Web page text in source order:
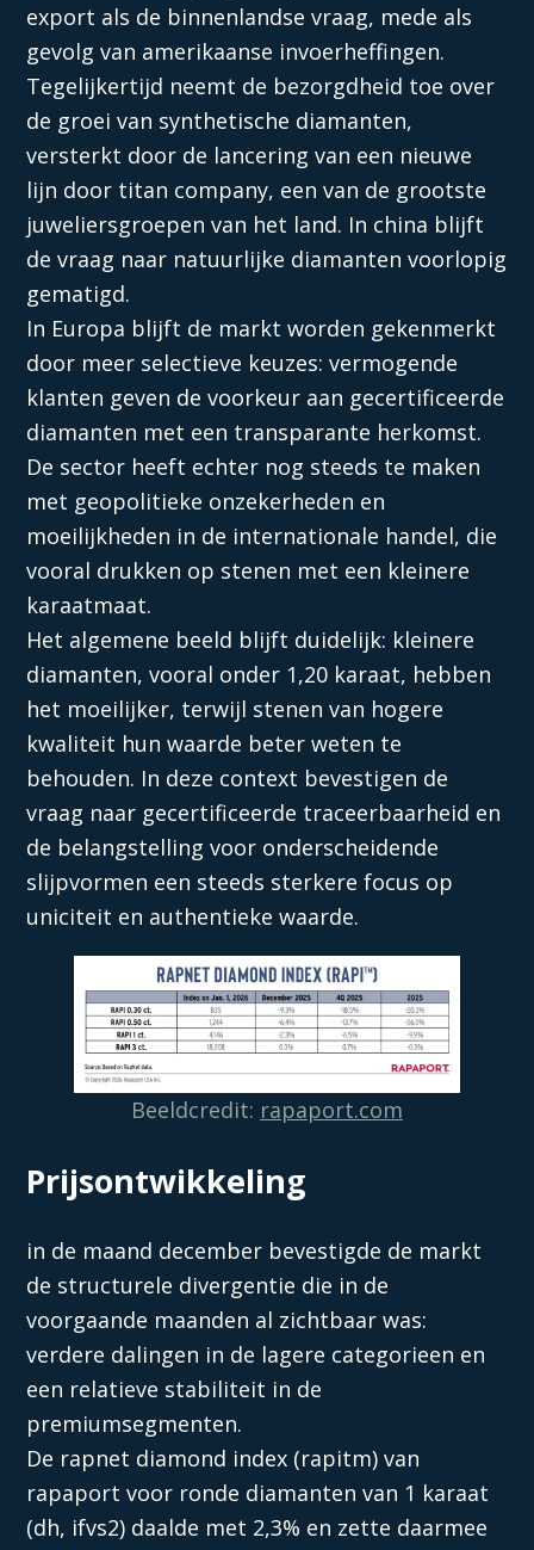
export als de binnenlandse vraag, mede als
gevolg van amerikaanse invoerheffingen.
Tegelijkertijd neemt de bezorgdheid toe over
de groei van synthetische diamanten,
versterkt door de lancering van een nieuwe
lijn door titan company, een van de grootste
juweliersgroepen van het land. In china blijft
de vraag naar natuurlijke diamanten voorlopig
gematigd.
In Europa blijft de markt worden gekenmerkt
door meer selectieve keuzes: vermogende
klanten geven de voorkeur aan gecertificeerde
diamanten met een transparante herkomst.
De sector heeft echter nog steeds te maken
met geopolitieke onzekerheden en
moeilijkheden in de internationale handel, die
vooral drukken op stenen met een kleinere
karaatmaat.
Het algemene beeld blijft duidelijk: kleinere
diamanten, vooral onder 1,20 karaat, hebben
het moeilijker, terwijl stenen van hogere
kwaliteit hun waarde beter weten te
behouden. In deze context bevestigen de
vraag naar gecertificeerde traceerbaarheid en
de belangstelling voor onderscheidende
slijpvormen een steeds sterkere focus op
uniciteit en authentieke waarde.
Beeldcredit: rapaport.com
Prijsontwikkeling
in de maand december bevestigde de markt
de structurele divergentie die in de
voorgaande maanden al zichtbaar was:
verdere dalingen in de lagere categorieen en
een relatieve stabiliteit in de
premiumsegmenten.
De rapnet diamond index (rapitm) van
rapaport voor ronde diamanten van 1 karaat
(dh, ifvs2) daalde met 2,3% en zette daarmee